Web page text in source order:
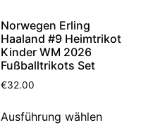
Norwegen Erling
Haaland #9 Heimtrikot
Kinder WM 2026
Fußballtrikots Set
€32.00
Ausführung wählen